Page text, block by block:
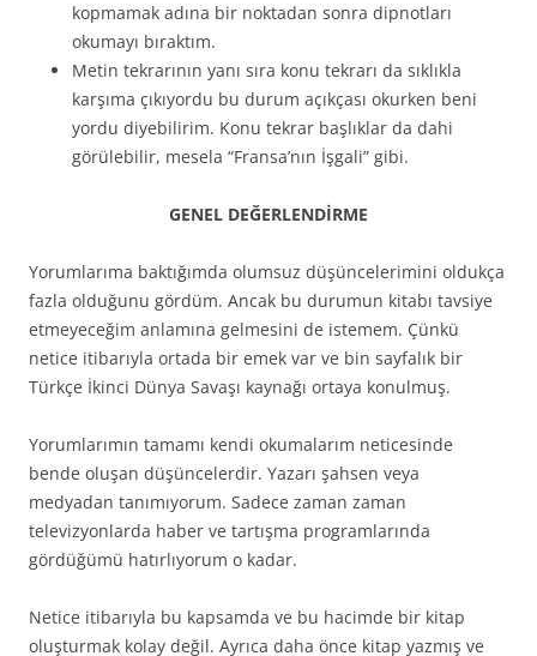
kopmamak adına bir noktadan sonra dipnotları
okumayı bıraktım.
Metin tekrarının yanı sıra konu tekrarı da sıklıkla
karşıma çıkıyordu bu durum açıkçası okurken beni
yordu diyebilirim. Konu tekrar başlıklar da dahi
görülebilir, mesela “Fransa’nın İşgali” gibi.
GENEL DEĞERLENDİRME
Yorumlarıma baktığımda olumsuz düşüncelerimini oldukça
fazla olduğunu gördüm. Ancak bu durumun kitabı tavsiye
etmeyeceğim anlamına gelmesini de istemem. Çünkü
netice itibarıyla ortada bir emek var ve bin sayfalık bir
Türkçe İkinci Dünya Savaşı kaynağı ortaya konulmuş.
Yorumlarımın tamamı kendi okumalarım neticesinde
bende oluşan düşüncelerdir. Yazarı şahsen veya
medyadan tanımıyorum. Sadece zaman zaman
televizyonlarda haber ve tartışma programlarında
gördüğümü hatırlıyorum o kadar.
Netice itibarıyla bu kapsamda ve bu hacimde bir kitap
oluşturmak kolay değil. Ayrıca daha önce kitap yazmış ve